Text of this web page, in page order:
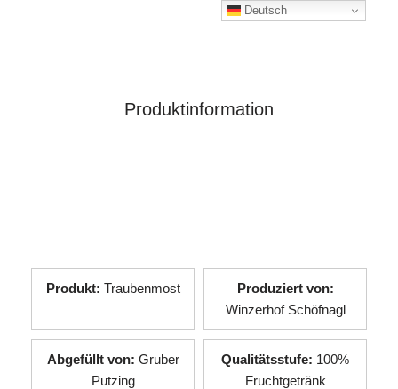
Produktinformation
Produkt: Traubenmost
Produziert von:
Winzerhof Schöfnagl
Abgefüllt von: Gruber
Putzing
Qualitätsstufe: 100%
Fruchtgetränk
Deutsch